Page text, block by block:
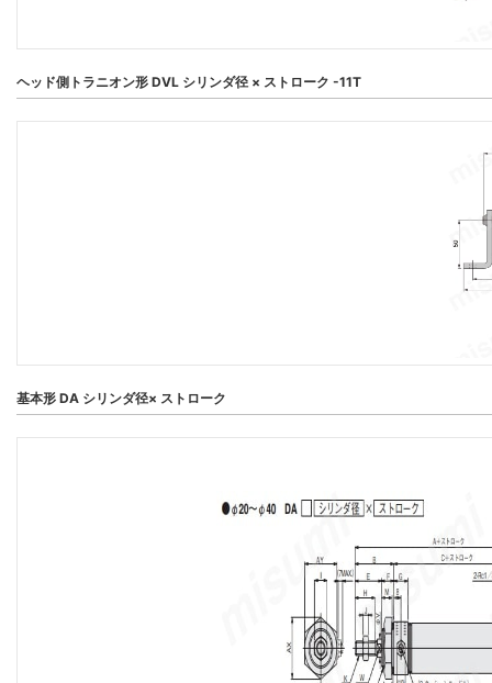
ヘッド側トラニオン形 DVL シリンダ径 × ストローク -11T
基本形 DA シリンダ径× ストローク